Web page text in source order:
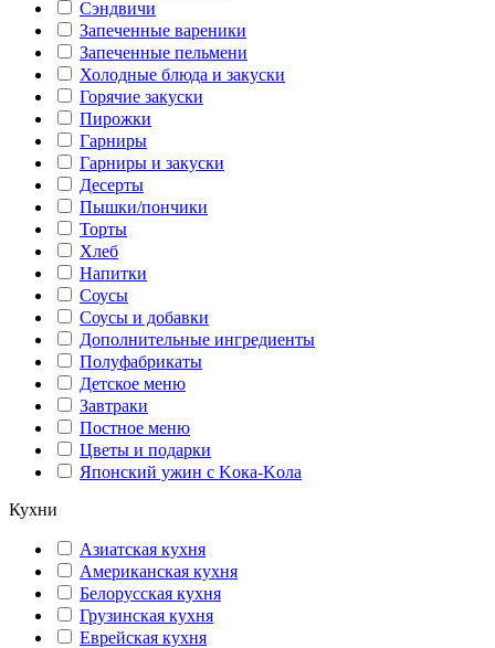
Сэндвичи
Запеченные вареники
Запеченные пельмени
Холодные блюда и закуски
Горячие закуски
Пирожки
Гарниры
Гарниры и закуски
Десерты
Пышки/пончики
Торты
Хлеб
Напитки
Соусы
Соусы и добавки
Дополнительные ингредиенты
Полуфабрикаты
Детское меню
Завтраки
Постное меню
Цветы и подарки
Японский ужин с Kока-Kола
Кухни
Азиатская кухня
Американская кухня
Белорусская кухня
Грузинская кухня
Еврейская кухня